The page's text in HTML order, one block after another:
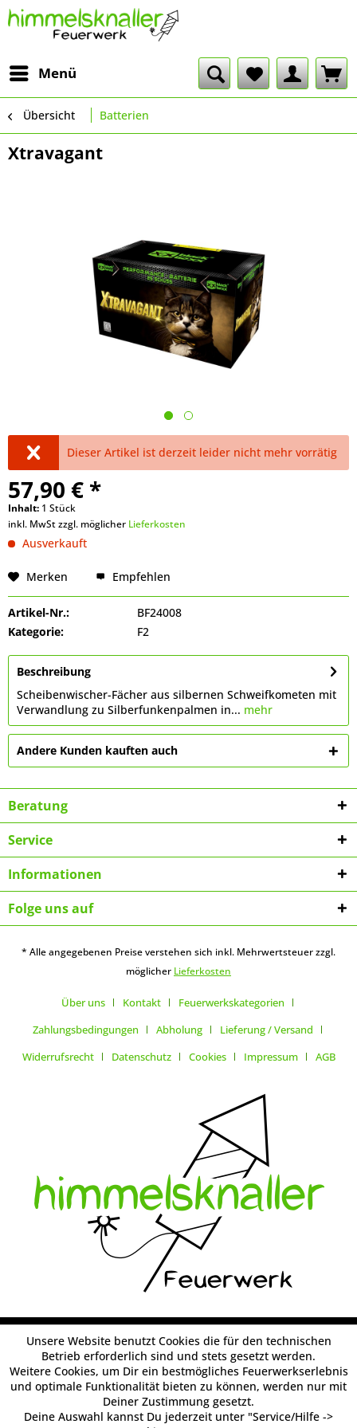
Menü
Übersicht Batterien
Xtravagant
Dieser Artikel ist derzeit leider nicht mehr vorrätig
57,90 € *
Inhalt: 1 Stück
inkl. MwSt zzgl. möglicher Lieferkosten
Ausverkauft
Merken Empfehlen
Artikel-Nr.:
BF24008
Kategorie:
F2
Beschreibung
Scheibenwischer-Fächer aus silbernen Schweifkometen mit
Verwandlung zu Silberfunkenpalmen in... mehr
Andere Kunden kauften auch
Beratung
Service
Informationen
Folge uns auf
* Alle angegebenen Preise verstehen sich inkl. Mehrwertsteuer zzgl.
möglicher Lieferkosten
Über uns Kontakt
Feuerwerkskategorien
Zahlungsbedingungen
Abholung
Lieferung / Versand
Widerrufsrecht
Datenschutz Cookies Impressum AGB
Unsere Website benutzt Cookies die für den technischen
Betrieb erforderlich sind und stets gesetzt werden.
Weitere Cookies, um Dir ein bestmögliches Feuerwerkserlebnis
und optimale Funktionalität bieten zu können, werden nur mit
Deiner Zustimmung gesetzt.
Deine Auswahl kannst Du jederzeit unter "Service/Hilfe ->